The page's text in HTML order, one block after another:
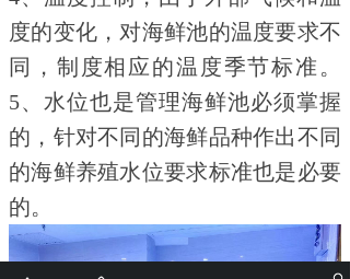
度的变化，对海鲜池的温度要求不
同，制度相应的温度季节标准。
5、水位也是管理海鲜池必须掌握
的，针对不同的海鲜品种作出不同
的海鲜养殖水位要求标准也是必要
的。